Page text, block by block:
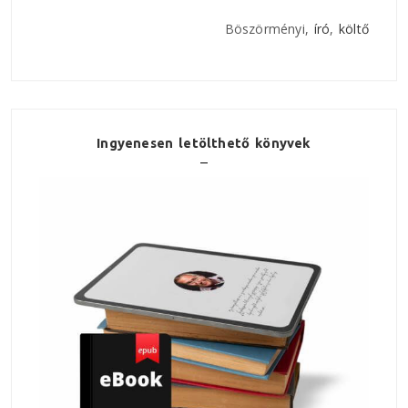
Böszörményi, író, költő
Ingyenesen letölthető könyvek